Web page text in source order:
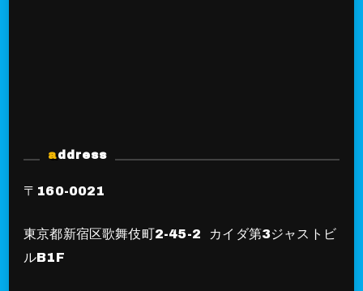
address
〒160-0021
東京都新宿区歌舞伎町2-45-2 カイダ第3ジャストビ
ルB1F